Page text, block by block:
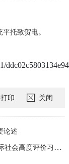
托致贺电。
打印 关闭
论述
近平主席东南亚之行